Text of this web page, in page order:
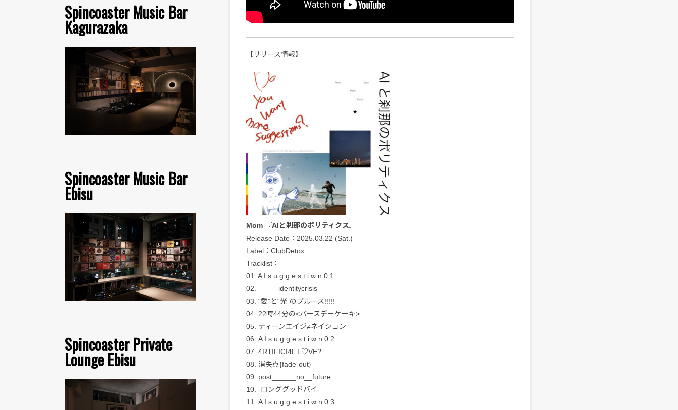
Spincoaster Music Bar
Kagurazaka
Spincoaster Music Bar
Ebisu
Spincoaster Private
Lounge Ebisu
【リリース情報】
Mom 『AIと刹那のポリティクス』
Release Date：2025.03.22 (Sat.)
Label：ClubDetox
Tracklist：
01. A I s u g g e s t i ∞ n 0 1
02. _____identitycrisis______
03. “愛”と“光”のブルース!!!!!
04. 22時44分の<バースデーケーキ>
05. ティーンエイジ≠ネイション
06. A I s u g g e s t i ∞ n 0 2
07. 4RTIFICI4L L♡VE?
08. 消失点{fade-out}
09. post______no__future
10. -ロンググッドバイ-
11. A I s u g g e s t i ∞ n 0 3